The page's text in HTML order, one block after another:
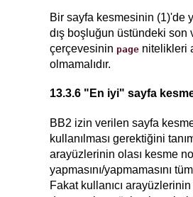
Bir sayfa kesmesinin (1)'de
dış boşluğun üstündeki son
çerçevesinin page nitelikleri
olmamalıdır.
13.3.6 "En iyi" sayfa
BB2 izin verilen sayfa
kullanılması gerektiğini
arayüzlerinin olası kesme
yapmasını/yapmamasını
Fakat kullanıcı